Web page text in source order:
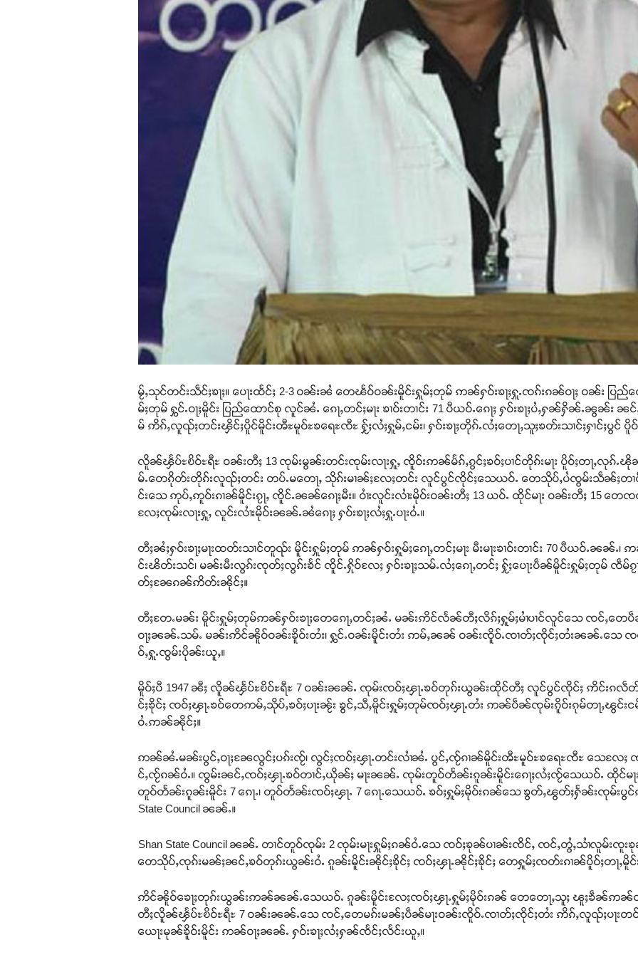
မႂ်ႇသုင်တင်းသဵင်ႈၶႃႈ။ ပေႃးထႅင်ႈ 2-3 ဝၼ်းၼႆ တေၽႅဝ်ဝၼ်းမိူင်းႁူမ်ႈတုမ် ဢၼ်ႁဝ်းၶႃႈႁူႉၸၵ်းၵၼ်ဝႃႈ ဝၼ်း ပြ
မ်ႈတုမ် ႁွင်ႉဝႃႈမိူင်း ပြည်ထောင်စု လူင်ၼႆႉ ၵေႃႇတင်ႈမႃး ၶၢဝ်းတၢင်း 71 ပီယဝ်ႉၵေႃႈ ႁဝ်းၶႃႈပႆႇႁၼ်ႁိၼ်ႉၼွၼ်း ၼင်ႇ
မ် ဢိၵ်ႇလူၺ်ႈတင်းၾိင်ႈပိူင်မိူင်းၻီႊမူဝ်ႊၶရေႊၸီႊ ႁႂ်ႈလႆႈႁူမ်ႇငမ်း၊ ႁဝ်းၶႃႈတိုၵ်ႉလႆႈတေႃႇသူႈၶတ်းသၢင်ႈႁၢင်ႈပွင်
လိူၼ်ၾႅပ်ႊၿိဝ်ႊရီႊ ဝၼ်းတီႈ 13 ၸုမ်းမွၼ်းတင်းၸုမ်းလႃးႁူႇ ၸိူဝ်းဢၼ်မႅၵ်ႇၵွင်ႈၶဝ်ႈပၢင်တိုၵ်းမႃး ပိူဝ်ႈတႃႇလုၵ်ႉ
မ်ႉတေၵိုတ်းတိုၵ်းလူၺ်ႈတင်း တပ်ႉမတေႃႇ သိုၵ်းမၢၼ်ႈလႄႈတင်း လူင်ပွင်ၸိုင်ႈသေယဝ်ႉ တေသိုပ်ႇပႆၸွမ်းသဵၼ်ႈတၢင်
င်းသေ ဢုပ်ႇဢူဝ်းၵၢၼ်မိူင်းၵႂႃႇ ၸိူင်ႉၼၼ်ၵေႃႈမီး။ ဝၢႆးလူင်းလၢႆးမိုဝ်းဝၼ်းတီႈ 13 ယဝ်ႉ ထိုင်မႃး ဝၼ်းတီႈ 15 တေ
လႄႈၸုမ်းလႃးႁူႇ လူင်းလၢႆးမိုဝ်းၼၼ်ႉၼႆၵေႃႈ ႁဝ်းၶႃႈလႆႈႁူႉပႃးဝႆႉ။
တီႈၼႆႈႁဝ်းၶႃႈမႃးထတ်းသၢင်တူၺ်း မိူင်းႁူမ်ႈတုမ် ဢၼ်ႁဝ်းႁူမ်ႈၵေႃႇတင်ႈမႃး မီးမႃးၶၢဝ်းတၢင်း 70 ပီယဝ်ႉၼၼ်ႉ
င်းၽိတ်းသင်၊ မၼ်းမီးလွၵ်းၸုတ်ႈလွၵ်းၶႅင် ၸိူင်ႉႁိုဝ်လႄႈ ႁဝ်းၶႃႈသမ်ႉလႆႈၵေႃႇတင်ႈ ႁႂ်ႈပေႃးပဵၼ်မိူင်းႁူမ်ႈတုမ် ၸဵမ်ၵႂ
တ်ႈၼႄၵၼ်ဢိတ်းၼိုင်ႈ။
တီႈတႄႉမၼ်း မိူင်းႁူမ်ႈတုမ်ဢၼ်ႁဝ်းၶႃႈတေၵေႃႇတင်ႈၼႆႉ မၼ်းဢိင်လႅၼ်တီႈလိၵ်ႈႁူမ်ႈမၢႆပၢင်လူင်သေ ၸင်ႇတေပဵ
ဝႃႈၼၼ်ႉသမ်ႉ မၼ်းဢိင်ၼိူဝ်ဝၼ်းၶိူဝ်းတႆး၊ ႁွင်ႉဝၼ်းမိူင်းတႆး ဢမ်ႇၼၼ် ဝၼ်းၸိူဝ်ႉၸၢတ်ႈၸိုင်ႈတႆးၼၼ်ႉသေ ၸ
ဝ်ႇႁူႉၸွမ်းပိုၼ်းယူႇ။
မိူဝ်ႈပီ 1947 ၼီႈ လိူၼ်ၾႅပ်ႊၿိဝ်ႊရီႊ 7 ဝၼ်းၼၼ်ႉ ၸုမ်းၸဝ်ႈၾႃႉၶဝ်တုၵ်းယွၼ်းထိုင်တီႈ လူင်ပွင်ၸိုင်ႈ ဢိင်းၵလဵတ်
င်ႈၶိုင်ႈ ၸဝ်ႈၾႃႉၶဝ်တေဢမ်ႇသိုပ်ႇၶဝ်ႈပႃးၼႂ်း ၶွင်ႇသီႇမိူင်းႁူမ်ႈတုမ်ၸဝ်ႈၾႃႉတႆး ဢၼ်ပဵၼ်ၸုမ်းၵိူဝ်းၵုမ်တႃႇၽွင်
ဝႆႉဢၼ်ၼိုင်ႈ။
ဢၼ်ၼႆႉမၼ်းပွင်ႇဝႃႈၼႄလွင်ႈပၵ်းၸႂ်၊ လွင်ႈၸဝ်ႈၾႃႉတင်းလၢႆၼႆႉ ပွင်ႇၸႂ်ၵၢၼ်မိူင်းၻီႊမူဝ်ႊၶရေႊၸီႊ သေလႄႈ ၸ
င်ႇၸႂ်ၵၼ်ဝႆႉ။ ၸွမ်းၼင်ႇၸဝ်ႈၾႃႉၶဝ်တၢင်ႇယိုၼ်ႈ မႃးၼၼ်ႉ ၸုမ်းတူဝ်တႅၼ်းၵူၼ်းမိူင်းၵေႃႈလႆႈၸႂ်သေယဝ်ႉ ထိုင်မ
တူဝ်တႅၼ်းၵူၼ်းမိူင်း 7 ၵေႃႉ၊ တူဝ်တႅၼ်းၸဝ်ႈၾႃႉ 7 ၵေႃႉသေယဝ်ႉ ၶဝ်ႈႁူမ်ႈမိုဝ်းၵၼ်သေ ၶွတ်ႇၽွတ်ႈႁႅၼ်းၸုမ်းပွင်
State Council ၼၼ်ႉ။
Shan State Council ၼၼ်ႉ တၢင်တူဝ်ၸုမ်း 2 ၸုမ်းမႃးႁူမ်ႈၵၼ်ဝႆႉသေ ၸဝ်ႈၶုၼ်ပၢၼ်းၸိင်ႇ ၸင်ႇတွႆႇသၢႆလူမ်းၸူး
တေသိုပ်ႇၸုၵ်းမၼ်ႈၼင်ႇၶဝ်တုၵ်းယွၼ်းဝႆႉ ၵူၼ်းမိူင်းၼိုင်ႈၶိုင်ႈ ၸဝ်ႈၾႃႉၼိုင်ႈၶိုင်ႈ တေႁူမ်ႈၸတ်းၵၢၼ်ပိူဝ်ႈတႃႇမိူ
ဢိင်ၼိူဝ်ၶေႃႈတုၵ်းယွၼ်းဢၼ်ၼၼ်ႉသေယဝ်ႉ ၵူၼ်းမိူင်းလႄႈၸဝ်ႈၾႃႉႁူမ်ႈမိုဝ်းၵၼ် တေတေႃႇသူႈ ၽူႈၶဵၼ်ဢၼ်ဝႃ
တီႈလိူၼ်ၾႅပ်ႊၿိဝ်ႊရီႊ 7 ဝၼ်းၼၼ်ႉသေ ၸင်ႇတေမၵ်းမၼ်ႈပဵၼ်မႃးဝၼ်းၸိူဝ်ႉၸၢတ်ႈၸိုင်ႈတႆး ဢိၵ်ႇလူၺ်ႈပႃးတင်း
ယေႃးမုၼ်ၶိူဝ်းမိူင်း ဢၼ်ဝႃႈၼၼ်ႉ ႁဝ်းၶႃႈလႆႈႁၼ်ၸႅင်ႈလႅင်းယူႇ။